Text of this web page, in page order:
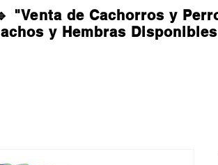
"Venta de Cachorros y
y Hembras